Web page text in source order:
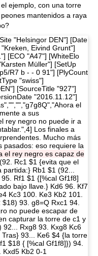
ejemplo, con una torre
mantenidos a raya
"Helsingor DEN"] [Date
Eivind Grunt"]
[ECO "A47"] [WhiteElo
Müller"] [SetUp
R7 b - - 0 91"] [PlyCount
"swiss"]
[SourceTitle "927"]
"2016.11.12"]
el
a sus
rey negro no puede ir a
Los finales a
Mucho más
pasados: eso requiere la
el rey negro es capaz de
(92. Rc1 $1 {evita que el
Rb1 $1 (92...
Rf1 $1 {[%cal Gf1f8]
bajo llave.} Kd6 96. Kf7
Kc3 100. Ke3 Kb2 101.
93. g8=Q Rxc1 94.
no puede escapar de
capturar la torre de c1 y
92... Rxg8 93. Kxg8 Kc6
93... Ke6 $4 {la torre
$18 { [%cal Gf1f8]}) 94.
Kb2 0-1